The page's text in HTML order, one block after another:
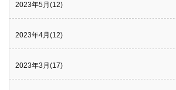
2023年5月(12)
2023年4月(12)
2023年3月(17)